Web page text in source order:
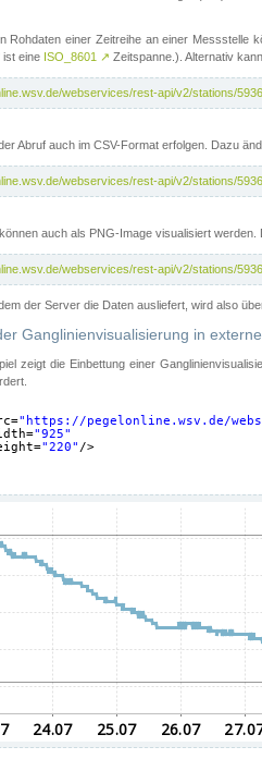
Rohdaten einer Zeitreihe an einer Messstelle
ist eine ISO_8601 ↗ Zeitspanne.). Alternativ
webservices/rest-api/v2/stations/
Abruf auch im CSV-Format erfolgen. Dazu
webservices/rest-api/v2/stations/
auch als PNG-Image visualisiert werden.
webservices/rest-api/v2/stations/
der Server die Daten ausliefert, wird also
Ganglinienvisualisierung in
zeigt die Einbettung einer
" https://pegelonline.wsv.de/
"925"
"220" />